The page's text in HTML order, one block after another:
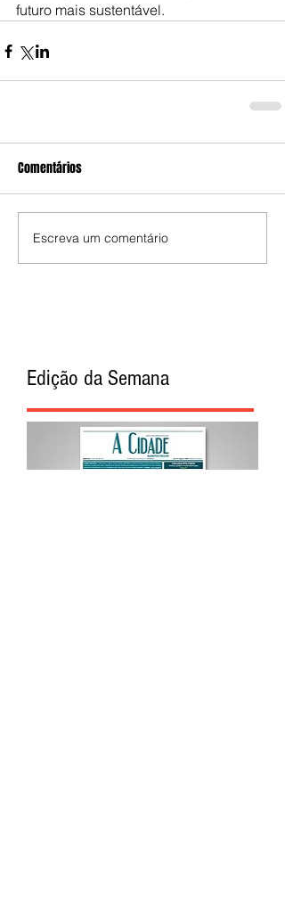
futuro mais sustentável.
Comentários
Escreva um comentário
Edição da Semana